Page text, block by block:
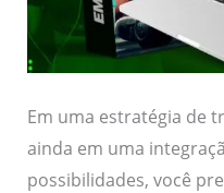
Em uma estratégia de
ainda em uma
possibilidades, você